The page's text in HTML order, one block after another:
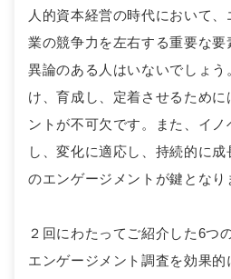
人的資本経営の時代において
業の競争力を左右する重要な
異論のある人はいないでしょ
け、育成し、定着させるために
ントが不可欠です。また、イノ
し、変化に適応し、持続的に
のエンゲージメントが鍵となり
２回にわたってご紹介した6つ
エンゲージメント調査を効果